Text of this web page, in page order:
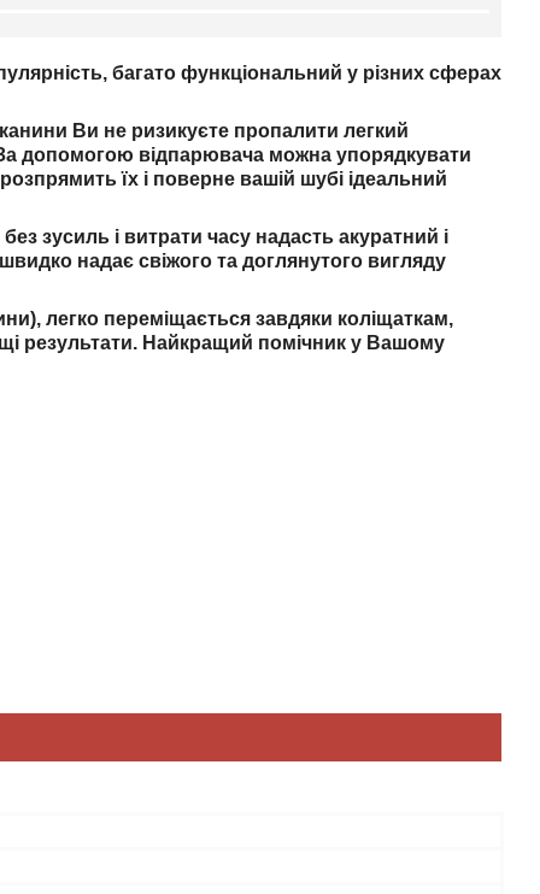
багато функціональний у різних сферах
Ви не ризикуєте пропалити легкий
допомогою відпарювача можна упорядкувати
їх і поверне вашій шубі ідеальний
без зусиль і витрати часу надасть акуратний і
надає свіжого та доглянутого вигляду
легко переміщається завдяки коліщаткам,
результати. Найкращий помічник у Вашому